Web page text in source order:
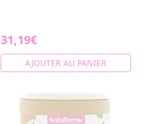
31,19€
AJOUTER AU PANIER